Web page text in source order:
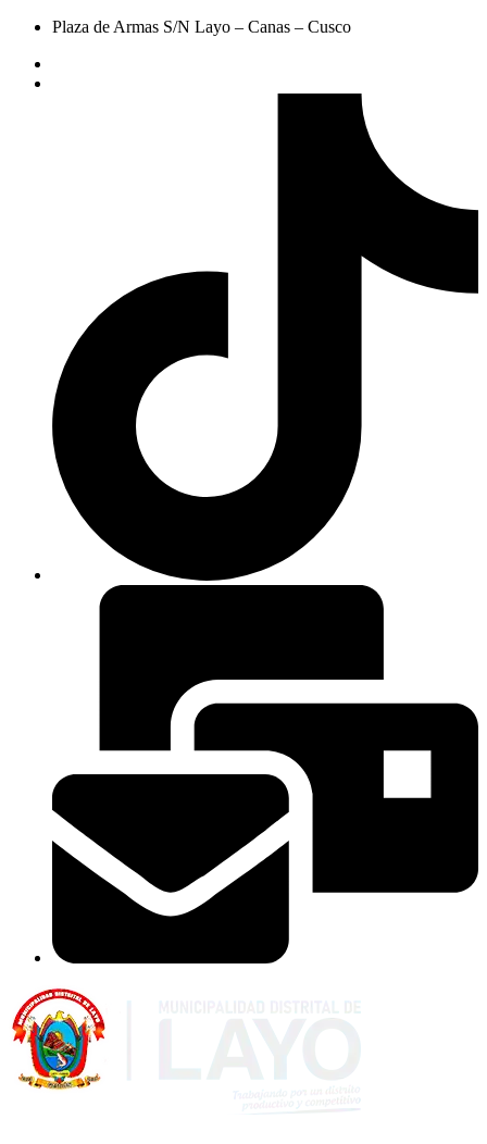
Plaza de Armas S/N Layo – Canas – Cusco